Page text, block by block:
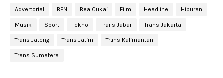
Advertorial BPN Bea Cukai Film Headline Hiburan
Musik Sport Tekno Trans Jabar Trans Jakarta
Trans Jateng Trans Jatim Trans Kalimantan
Trans Sumatera